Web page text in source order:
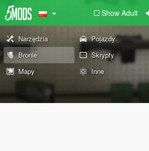
Show Adult
Narzędzia Pojazdy
Bronie
Skrypty
Mapy
Inne